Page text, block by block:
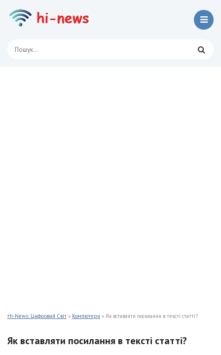
Hi-News: Цифровий Світ » Компютери » Як вставляти посилання в тексті статті?
Як вставляти посилання в тексті статті?